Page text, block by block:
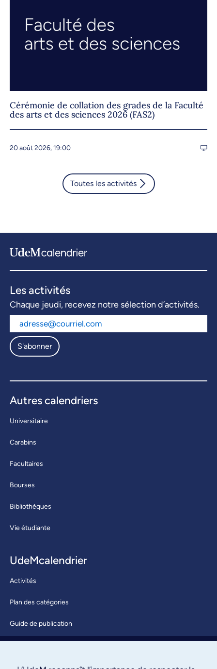
Cérémonie de collation des grades de la Faculté
des arts et des sciences 2026 (FAS2)
20 août 2026, 19:00
Toutes les activités
Les activités
Chaque jeudi, recevez notre sélection d’activités.
S'abonner
Autres calendriers
Universitaire
Carabins
Facultaires
Bourses
Bibliothèques
Vie étudiante
UdeMcalendrier
Activités
Plan des catégories
Guide de publication
À propos / Nous joindre